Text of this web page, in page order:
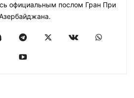
официальным послом Гран При